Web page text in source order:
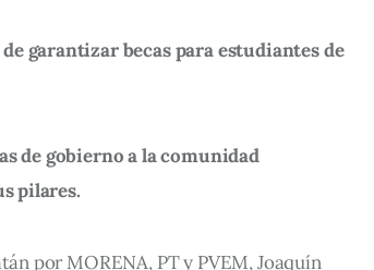
garantizar becas para estudiantes de
de gobierno a la comunidad
pilares.
por MORENA, PT y PVEM, Joaquín